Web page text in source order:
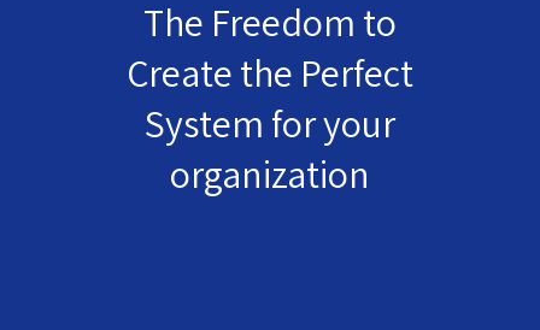
The Freedom to
Create the Perfect
System for your
organization